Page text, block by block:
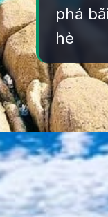
phá
hè
Đang mở